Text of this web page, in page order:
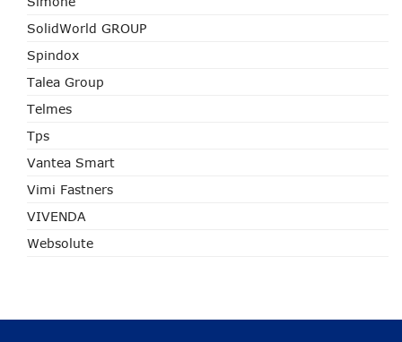
SolidWorld GROUP
Spindox
Talea Group
Telmes
Tps
Vantea Smart
Vimi Fastners
VIVENDA
Websolute